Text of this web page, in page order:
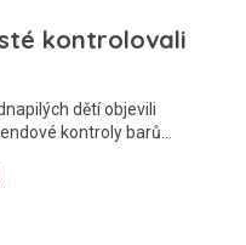
kontrolovali
dětí objevili
kontroly barů…